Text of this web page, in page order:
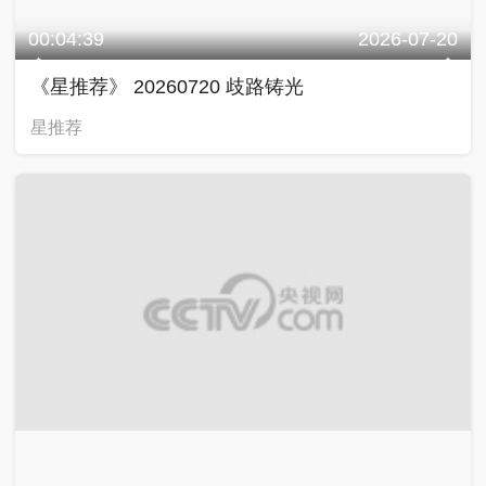
00:04:39 2026-07-20
《星推荐》 20260720 歧路铸光
星推荐